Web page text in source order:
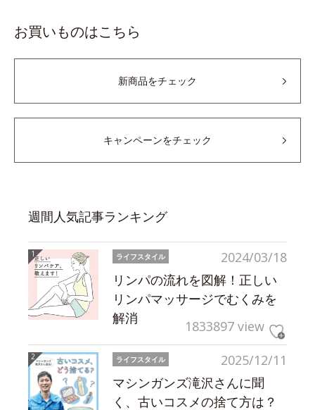
お買いものはこちら
新商品をチェック
キャンペーンをチェック
週間人気記事ランキング
2024/03/18
ライフスタイル
リンパの流れを図解！正しい
リンパマッサージでむくみを
解消
1833897 view
2025/12/11
ライフスタイル
マシンガンズ滝沢さんに聞
く、古いコスメの捨て方は？